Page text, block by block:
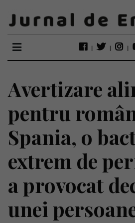
Avertizare
pentru
Spania, o
extrem de
a provocat
unei